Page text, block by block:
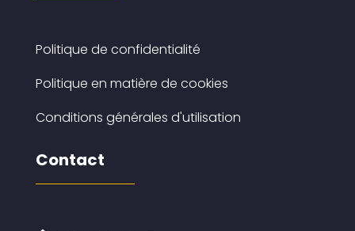
Politique de confidentialité
Politique en matière de cookies
Conditions générales d'utilisation
Contact